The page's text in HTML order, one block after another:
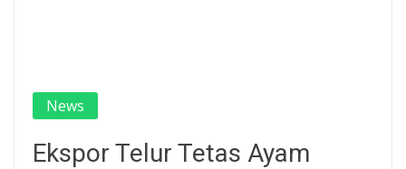
News
Ekspor Telur Tetas Ayam